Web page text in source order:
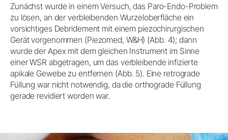
Zunächst wurde in einem Versuch, das Paro-Endo-Problem
zu lösen, an der verbleibenden Wurzeloberfläche ein
vorsichtiges Debridement mit einem piezochirurgischen
Gerät vorgenommen (Piezomed, W&H) (Abb. 4); dann
wurde der Apex mit dem gleichen Instrument im Sinne
einer WSR abgetragen, um das verbleibende infizierte
apikale Gewebe zu entfernen (Abb. 5). Eine retrograde
Füllung war nicht notwendig, da die orthograde Füllung
gerade revidiert worden war.